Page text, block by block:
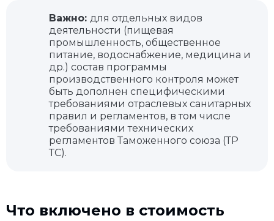
Важно: для отдельных видов
деятельности (пищевая
промышленность, общественное
питание, водоснабжение, медицина и
др.) состав программы
производственного контроля может
быть дополнен специфическими
требованиями отраслевых санитарных
правил и регламентов, в том числе
требованиями технических
регламентов Таможенного союза (ТР
ТС).
Что включено в стоимость